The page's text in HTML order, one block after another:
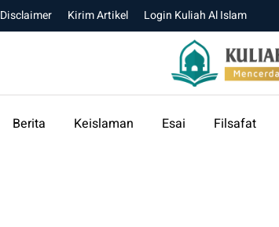
Disclaimer Kirim Artikel Login Kuliah Al Islam
Berita Keislaman Esai Filsafat